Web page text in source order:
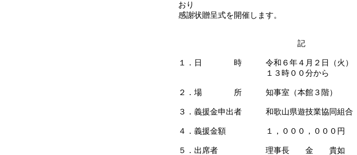
おり
感謝状贈呈式を開催します。
記
１．日 時 令和６年４月２日（火）
１３時００分から
２．場 所 知事室（本館３階）
３．義援金申出者 和歌山県遊技業協同組合
４．義援金額 １，０００，０００円
５．出席者 理事長 金 貴如 （き